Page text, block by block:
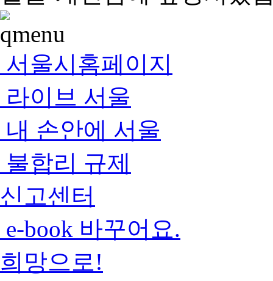
서울시홈페이지
라이브 서울
내 손안에 서울
불합리 규제
신고센터
e-book 바꾸어요.
희망으로!